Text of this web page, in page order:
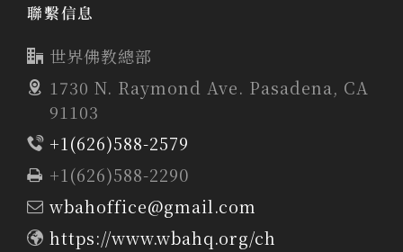
聯繫信息
世界佛教總部
1730 N. Raymond Ave. Pasadena, CA
91103
+1(626)588-2579
+1(626)588-2290
wbahoffice@gmail.com
https://www.wbahq.org/ch